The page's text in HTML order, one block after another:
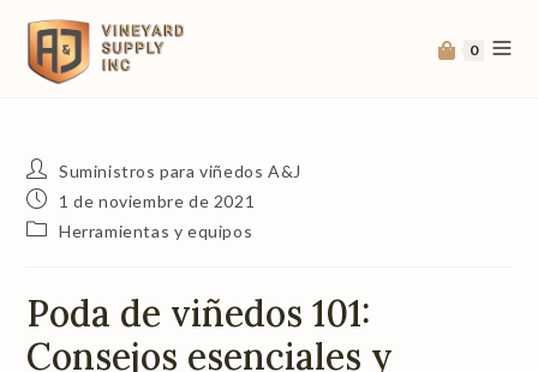
0
Suministros para viñedos A&J
1 de noviembre de 2021
Herramientas y equipos
Poda de viñedos 101:
Consejos esenciales y